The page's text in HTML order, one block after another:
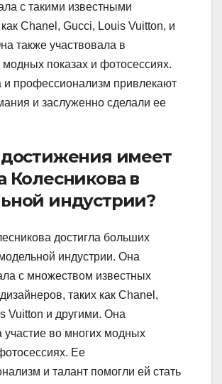
с такими известными
Chanel, Gucci, Louis Vuitton, и
также участвовала в
показах и фотосессиях.
и профессионализм привлекают
и заслуженно сделали ее
имеет
Колесникова в
индустрии?
достигла больших
индустрии. Она
с множеством известных
таких как Chanel,
Vuitton и другими. Она
участие во многих модных
Ее
и талант помогли ей стать